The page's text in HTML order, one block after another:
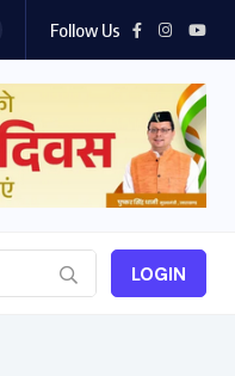
Follow Us
LOGIN